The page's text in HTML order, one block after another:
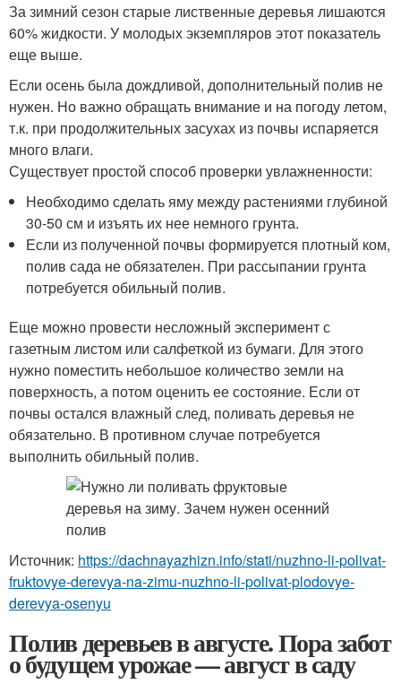
За зимний сезон старые лиственные деревья лишаются
60% жидкости. У молодых экземпляров этот показатель
еще выше.
Если осень была дождливой, дополнительный полив не
нужен. Но важно обращать внимание и на погоду летом,
т.к. при продолжительных засухах из почвы испаряется
много влаги.
Существует простой способ проверки увлажненности:
Необходимо сделать яму между растениями глубиной
30-50 см и изъять их нее немного грунта.
Если из полученной почвы формируется плотный ком,
полив сада не обязателен. При рассыпании грунта
потребуется обильный полив.
Еще можно провести несложный эксперимент с
газетным листом или салфеткой из бумаги. Для этого
нужно поместить небольшое количество земли на
поверхность, а потом оценить ее состояние. Если от
почвы остался влажный след, поливать деревья не
обязательно. В противном случае потребуется
выполнить обильный полив.
Источник: https://dachnayazhizn.info/stati/nuzhno-li-polivat-
fruktovye-derevya-na-zimu-nuzhno-li-polivat-plodovye-
derevya-osenyu
Полив деревьев в августе. Пора забот
о будущем урожае — август в саду